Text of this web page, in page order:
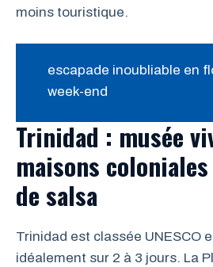
moins touristique.
escapade inoubliable en
week-end
Trinidad : musée
maisons
de salsa
Trinidad est classée UNESCO
idéalement sur 2 à 3 jours. La